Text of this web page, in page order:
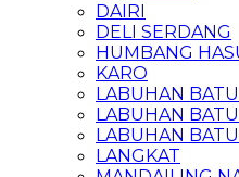
DAIRI
DELI SERDANG
HUMBANG
KARO
LABUHAN BATU
LABUHAN
LABUHAN
LANGKAT